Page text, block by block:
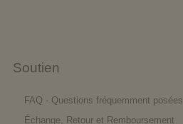
Soutien
FAQ - Questions fréquemment posées
Échange, Retour et Remboursement